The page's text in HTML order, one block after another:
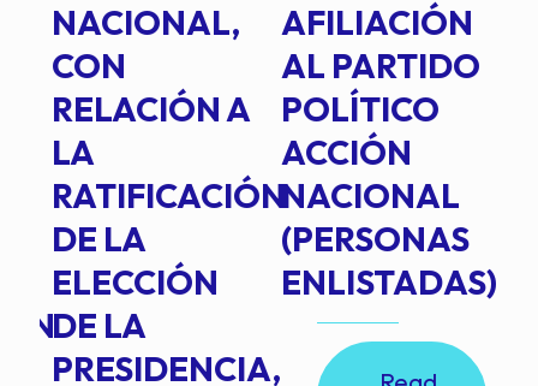
NACIONAL,
CON
RELACIÓN A
LA
RATIFICACIÓN
DE LA
ELECCIÓN
DE LA
PRESIDENCIA,
AFILIACIÓN
AL PARTIDO
POLÍTICO
ACCIÓN
NACIONAL
(PERSONAS
ENLISTADAS)